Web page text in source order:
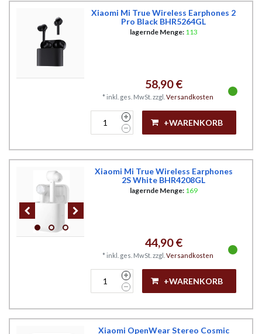
Xiaomi Mi True Wireless Earphones 2
Pro Black BHR5264GL
lagernde Menge: 113
58,90 €
* inkl. ges. MwSt. zzgl. Versandkosten
+WARENKORB
Xiaomi Mi True Wireless Earphones
2S White BHR4208GL
lagernde Menge: 169
44,90 €
* inkl. ges. MwSt. zzgl. Versandkosten
+WARENKORB
Xiaomi OpenWear Stereo Cosmic